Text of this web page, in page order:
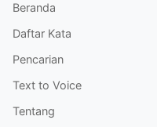
Beranda
Daftar Kata
Pencarian
Text to Voice
Tentang